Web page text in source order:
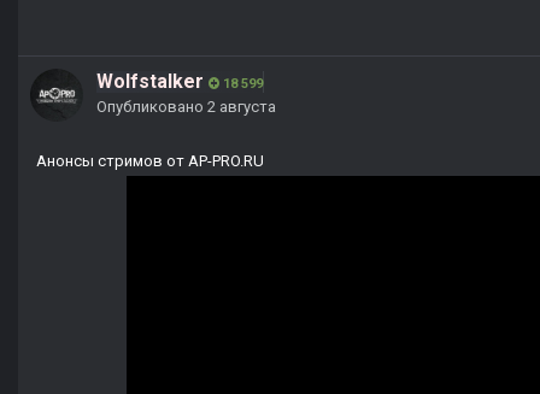
Wolfstalker 18 599
Опубликовано 2 августа
Анонсы стримов от AP-PRO.RU